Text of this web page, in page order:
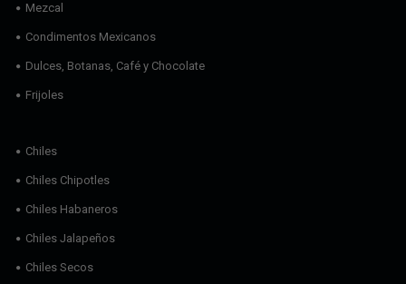
Mezcal
Condimentos Mexicanos
Dulces, Botanas, Café y Chocolate
Frijoles
Chiles
Chiles Chipotles
Chiles Habaneros
Chiles Jalapeños
Chiles Secos